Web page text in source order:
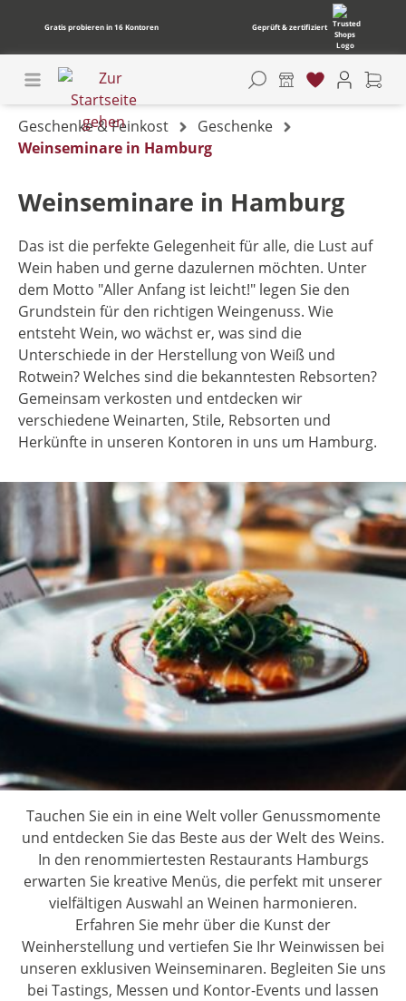
Gratis probieren in 16 Kontoren Geprüft & zertifiziert
Geschenke & Feinkost
Geschenke
Weinseminare in Hamburg
Weinseminare in Hamburg
Das ist die perfekte Gelegenheit für alle, die Lust auf
Wein haben und gerne dazulernen möchten. Unter
dem Motto "Aller Anfang ist leicht!" legen Sie den
Grundstein für den richtigen Weingenuss. Wie
entsteht Wein, wo wächst er, was sind die
Unterschiede in der Herstellung von Weiß und
Rotwein? Welches sind die bekanntesten Rebsorten?
Gemeinsam verkosten und entdecken wir
verschiedene Weinarten, Stile, Rebsorten und
Herkünfte in unseren Kontoren in uns um Hamburg.
Tauchen Sie ein in eine Welt voller Genussmomente
und entdecken Sie das Beste aus der Welt des Weins.
In den renommiertesten Restaurants Hamburgs
erwarten Sie kreative Menüs, die perfekt mit unserer
vielfältigen Auswahl an Weinen harmonieren.
Erfahren Sie mehr über die Kunst der
Weinherstellung und vertiefen Sie Ihr Weinwissen bei
unseren exklusiven Weinseminaren. Begleiten Sie uns
bei Tastings, Messen und Kontor-Events und lassen